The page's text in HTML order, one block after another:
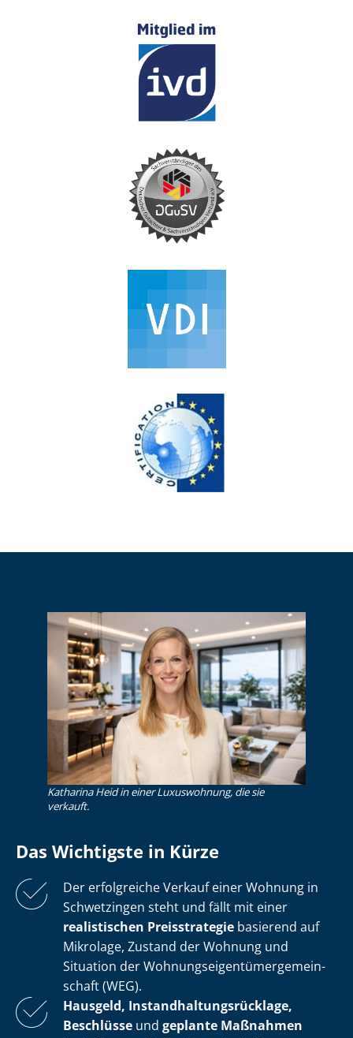
Katharina Heid in einer Luxuswohnung, die sie
verkauft.
Das Wichtigste in Kürze
Der erfolgreiche Verkauf einer Wohnung in
Schwetzingen steht und fällt mit einer
realistischen Preisstrategie basierend auf
Mikrolage, Zustand der Wohnung und
Situation der Woh­nungs­ei­gen­tü­mer­ge­mein­
schaft (WEG).
Hausgeld, In­stand­hal­tungs­rück­la­ge,
Beschlüsse und geplante Maßnahmen